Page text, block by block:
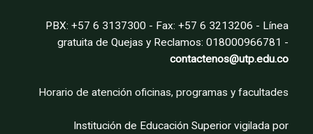
PBX: +57 6 3137300 - Fax: +57 6 3213206 - Línea
gratuita de Quejas y Reclamos: 018000966781 -
contactenos@utp.edu.co
Horario de atención oficinas, programas y facultades
Institución de Educación Superior vigilada por